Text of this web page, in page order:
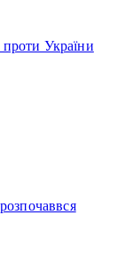
проти України